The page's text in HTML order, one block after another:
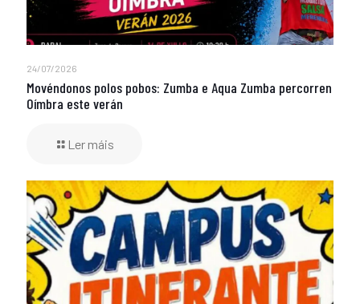
24/07/2026
Movéndonos polos pobos: Zumba e Aqua Zumba percorren
Oímbra este verán
Ler máis